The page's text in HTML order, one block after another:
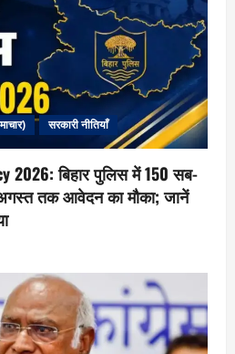
सरकारी नीतियाँ
2026: बिहार पुलिस में 150 सब-
अगस्त तक आवेदन का मौका; जानें